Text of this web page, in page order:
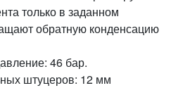
только в заданном
обратную конденсацию
46 бар.
штуцеров: 12 мм